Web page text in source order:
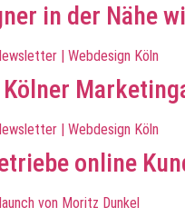
in der Nähe
online